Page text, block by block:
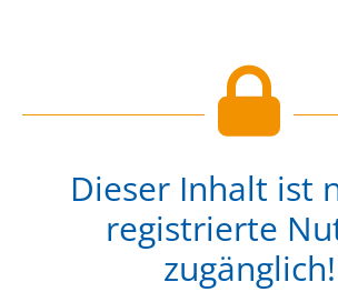
Dieser Inhalt ist
registrierte
zugänglich!